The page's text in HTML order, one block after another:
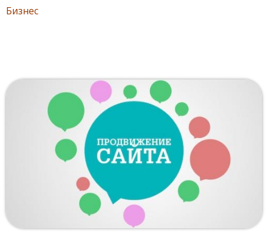
Бизнес